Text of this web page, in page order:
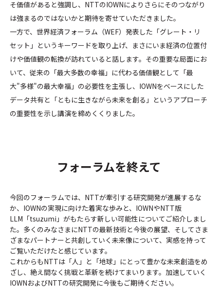
そ価値があると強調し、NTTのIOWNによりさらにそのつながり
は強まるのではないかと期待を寄せていただきました。
一方で、世界経済フォーラム（WEF）発表した「グレート・リ
セット」というキーワードを取り上げ、まさにいま経済の位置付
けや価値観の転換が訪れていると話します。その重要な局面にお
いて、従来の「最大多数の幸福」に代わる価値観として「最
大"多様"の最大幸福」の必要性を主張し、IOWNをベースにした
データ共有と「ともに生きながら未来を創る」というアプローチ
の重要性を示し講演を締めくくりました。
フォーラムを終えて
今回のフォーラムでは、NTTが牽引する研究開発が進展するな
か、IOWNの実現に向けた着実な歩みと、IOWNやNTT版
LLM「tsuzumi」がもたらす新しい可能性についてご紹介しまし
た。多くのみなさまにNTTの最新技術と今後の展望、そしてさま
ざまなパートナーと共創していく未来像について、実感を持って
ご覧いただけたと感じています。
これからもNTTは「人」と「地球」にとって豊かな未来創造をめ
ざし、絶え間なく挑戦と革新を続けてまいります。加速していく
IOWNおよびNTTの研究開発に今後もご期待ください。